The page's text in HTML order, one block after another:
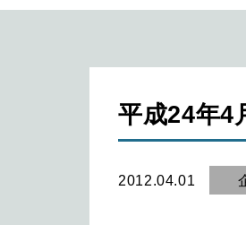
平成24年4
2012.04.01